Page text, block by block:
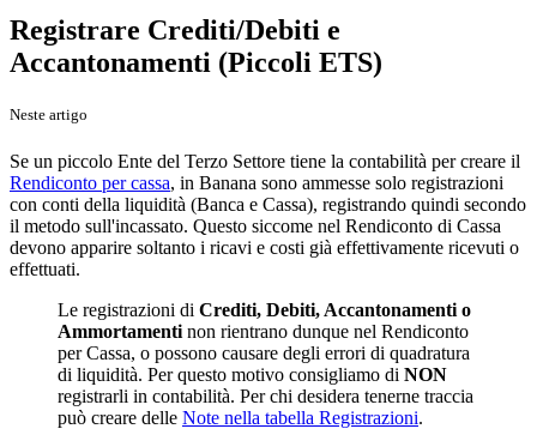
Registrare Crediti/Debiti e
Accantonamenti (Piccoli ETS)
Neste artigo
Se un piccolo Ente del Terzo Settore tiene la contabilità per creare il
Rendiconto per cassa, in Banana sono ammesse solo registrazioni
con conti della liquidità (Banca e Cassa), registrando quindi secondo
il metodo sull'incassato. Questo siccome nel Rendiconto di Cassa
devono apparire soltanto i ricavi e costi già effettivamente ricevuti o
effettuati.
Le registrazioni di Crediti, Debiti, Accantonamenti o
Ammortamenti non rientrano dunque nel Rendiconto
per Cassa, o possono causare degli errori di quadratura
di liquidità. Per questo motivo consigliamo di NON
registrarli in contabilità. Per chi desidera tenerne traccia
può creare delle Note nella tabella Registrazioni.